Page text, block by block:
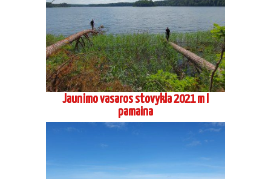
Jaunimo vasaros stovykla 2021 m I
pamaina